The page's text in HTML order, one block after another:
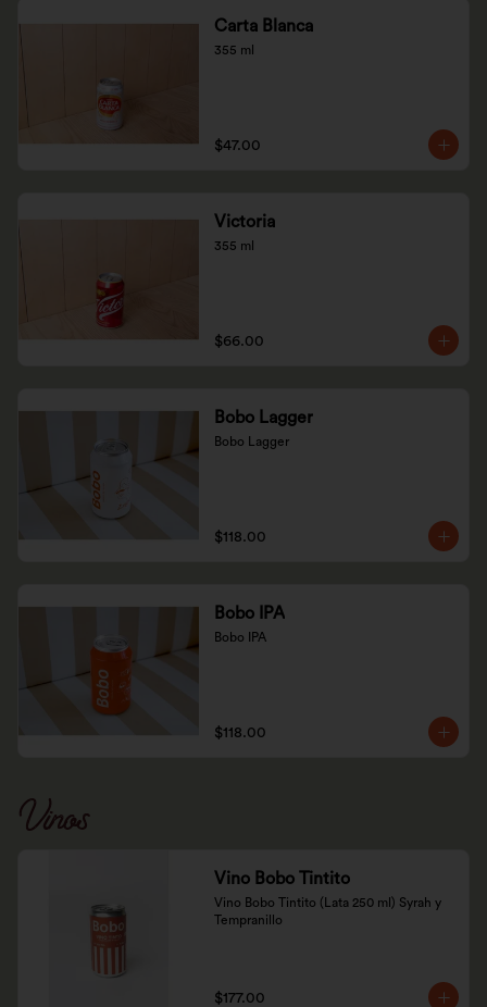
Carta Blanca
355 ml
$47.00
Victoria
355 ml
$66.00
Bobo Lagger
Bobo Lagger
$118.00
Bobo IPA
Bobo IPA
$118.00
Vinos
Vino Bobo Tintito
Vino Bobo Tintito (Lata 250 ml) Syrah y
Tempranillo
$177.00